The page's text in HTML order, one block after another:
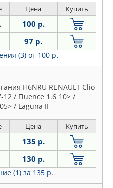
Цена Купить
100 р.
97 р.
(3) от 100 р.
H6NRU RENAULT Clio
12 / Fluence 1.6 10> /
/ Laguna II-
Цена Купить
135 р.
130 р.
(1) за 135 р.